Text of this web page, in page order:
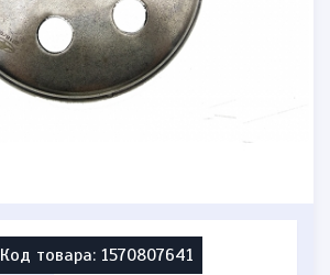
Код товара: 1570807641